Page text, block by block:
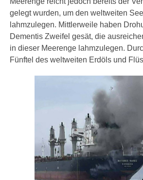
gelegt wurden, um den weltweiten
lahmzulegen. Mittlerweile haben
Dementis Zweifel gesät, die
in dieser Meerenge lahmzulegen.
Fünftel des weltweiten Erdöls und